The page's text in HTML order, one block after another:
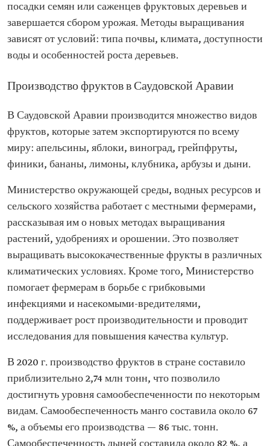
посадки семян или саженцев фруктовых деревьев и
завершается сбором урожая. Методы выращивания
зависят от условий: типа почвы, климата, доступности
воды и особенностей роста деревьев.
Производство фруктов в Саудовской Аравии
В Саудовской Аравии производится множество видов
фруктов, которые затем экспортируются по всему
миру: апельсины, яблоки, виноград, грейпфруты,
финики, бананы, лимоны, клубника, арбузы и дыни.
Министерство окружающей среды, водных ресурсов и
сельского хозяйства работает с местными фермерами,
рассказывая им о новых методах выращивания
растений, удобрениях и орошении. Это позволяет
выращивать высококачественные фрукты в различных
климатических условиях. Кроме того, Министерство
помогает фермерам в борьбе с грибковыми
инфекциями и насекомыми-вредителями,
поддерживает рост производительности и проводит
исследования для повышения качества культур.
В 2020 г. производство фруктов в стране составило
приблизительно 2,74 млн тонн, что позволило
достигнуть уровня самообеспеченности по некоторым
видам. Самообеспеченность манго составила около 67
%, а объемы его производства — 86 тыс. тонн.